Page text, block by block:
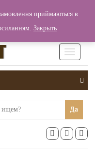
0 грн.
Да
приймаються в
Закрыть